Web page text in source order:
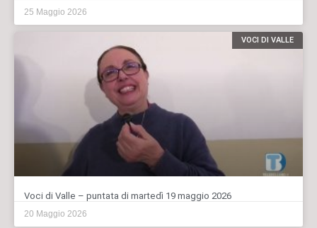
25 Maggio 2026
VOCI DI VALLE
Voci di Valle – puntata di martedì 19 maggio 2026
20 Maggio 2026